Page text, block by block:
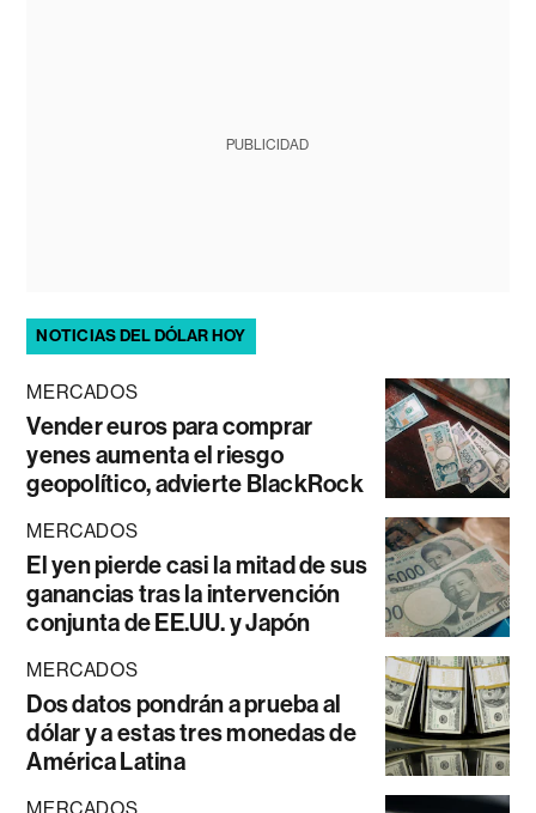
PUBLICIDAD
NOTICIAS DEL DÓLAR HOY
MERCADOS
Vender euros para comprar
yenes aumenta el riesgo
geopolítico, advierte BlackRock
MERCADOS
El yen pierde casi la mitad de sus
ganancias tras la intervención
conjunta de EE.UU. y Japón
MERCADOS
Dos datos pondrán a prueba al
dólar y a estas tres monedas de
América Latina